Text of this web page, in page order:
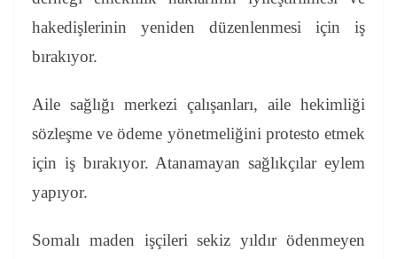
hakedişlerinin yeniden düzenlenmesi için iş
bırakıyor.
Aile sağlığı merkezi çalışanları, aile hekimliği
sözleşme ve ödeme yönetmeliğini protesto etmek
için iş bırakıyor. Atanamayan sağlıkçılar eylem
yapıyor.
Somalı maden işçileri sekiz yıldır ödenmeyen